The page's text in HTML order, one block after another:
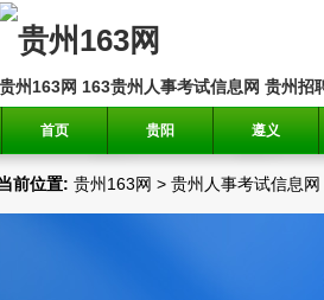
贵州163网 163贵州人事考试信息网 贵州招
首页 贵阳 遵义
前位置: 贵州163网 > 贵州人事考试信息网